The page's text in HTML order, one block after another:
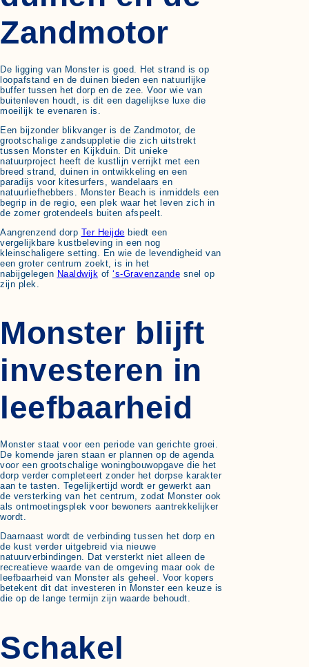
Zandmotor
De ligging van Monster is goed. Het strand is op
loopafstand en de duinen bieden een natuurlijke
buffer tussen het dorp en de zee. Voor wie van
buitenleven houdt, is dit een dagelijkse luxe die
moeilijk te evenaren is.
Een bijzonder blikvanger is de Zandmotor, de
grootschalige zandsuppletie die zich uitstrekt
tussen Monster en Kijkduin. Dit unieke
natuurproject heeft de kustlijn verrijkt met een
breed strand, duinen in ontwikkeling en een
paradijs voor kitesurfers, wandelaars en
natuurliefhebbers. Monster Beach is inmiddels een
begrip in de regio, een plek waar het leven zich in
de zomer grotendeels buiten afspeelt.
Aangrenzend dorp Ter Heijde biedt een
vergelijkbare kustbeleving in een nog
kleinschaligere setting. En wie de levendigheid van
een groter centrum zoekt, is in het
nabijgelegen Naaldwijk of ‘s-Gravenzande snel op
zijn plek.
Monster blijft
investeren in
leefbaarheid
Monster staat voor een periode van gerichte groei.
De komende jaren staan er plannen op de agenda
voor een grootschalige woningbouwopgave die het
dorp verder completeert zonder het dorpse karakter
aan te tasten. Tegelijkertijd wordt er gewerkt aan
de versterking van het centrum, zodat Monster ook
als ontmoetingsplek voor bewoners aantrekkelijker
wordt.
Daarnaast wordt de verbinding tussen het dorp en
de kust verder uitgebreid via nieuwe
natuurverbindingen. Dat versterkt niet alleen de
recreatieve waarde van de omgeving maar ook de
leefbaarheid van Monster als geheel. Voor kopers
betekent dit dat investeren in Monster een keuze is
die op de lange termijn zijn waarde behoudt.
Schakel